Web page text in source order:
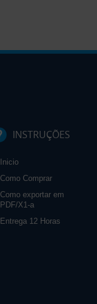
INSTRUÇÕES
Inicio
Como Comprar
Como exportar em
PDF/X1-a
Entrega 12 Horas